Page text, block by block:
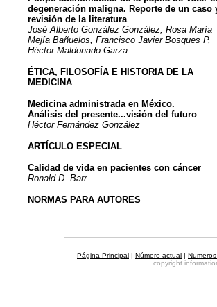
degeneración maligna. Reporte de un caso
revisión de la literatura
José Alberto González González, Rosa María
Mejía Bañuelos, Francisco Javier Bosques P,
Héctor Maldonado Garza
ÉTICA, FILOSOFÍA E HISTORIA DE LA
MEDICINA
Medicina administrada en México.
Análisis del presente...visión del futuro
Héctor Fernández González
ARTÍCULO ESPECIAL
Calidad de vida en pacientes con cáncer
Ronald D. Barr
NORMAS PARA AUTORES
Página Principal | Número actual |
copyright